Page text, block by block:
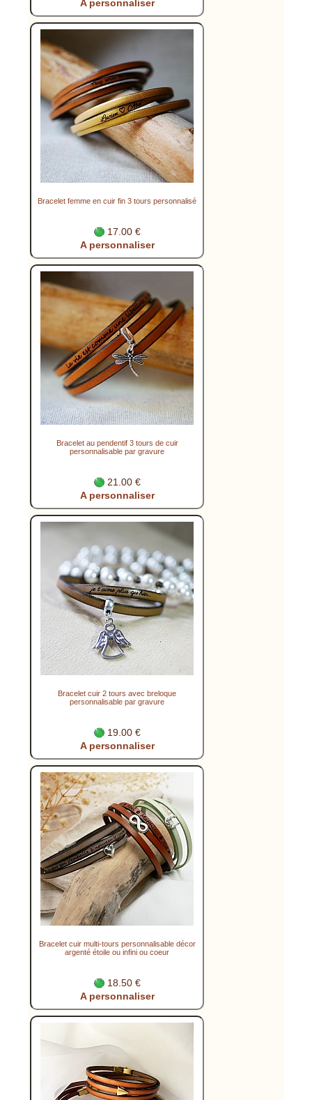
A personnaliser
Bracelet femme en cuir fin 3 tours personnalisé
17.00 €
A personnaliser
Bracelet au pendentif 3 tours de cuir
personnalisable par gravure
21.00 €
A personnaliser
Bracelet cuir 2 tours avec breloque
personnalisable par gravure
19.00 €
A personnaliser
Bracelet cuir multi-tours personnalisable décor
argenté étoile ou infini ou coeur
18.50 €
A personnaliser